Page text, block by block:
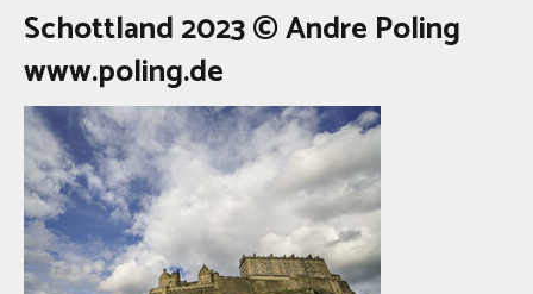
Schottland 2023 © Andre Poling
www.poling.de